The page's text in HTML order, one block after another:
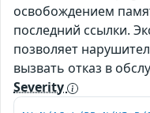
освобождением
последний ссылки.
позволяет
вызвать отказ в
Severity